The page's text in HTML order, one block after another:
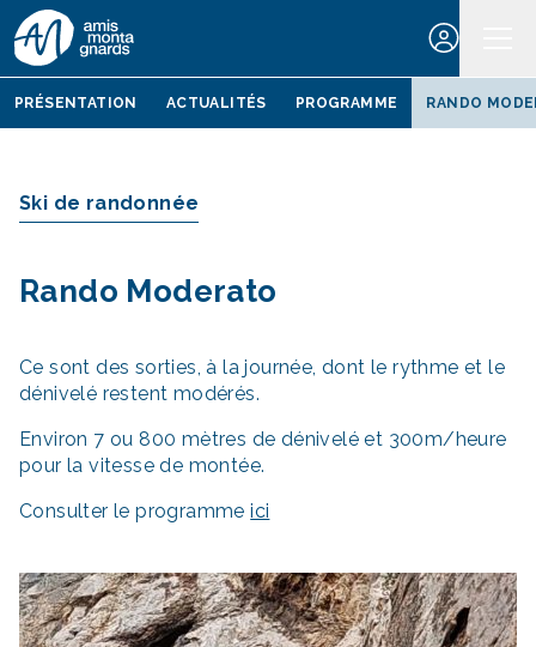
PRÉSENTATION ACTUALITÉS PROGRAMME RANDO
Aller au contenu
Ski de randonnée
Rando Moderato
Ce sont des sorties, à la journée, dont le rythme et le
dénivelé restent modérés.
Environ 7 ou 800 mètres de dénivelé et 300m/heure
pour la vitesse de montée.
Consulter le programmeici